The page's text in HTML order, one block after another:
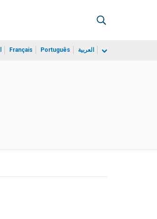
Français Português العربية